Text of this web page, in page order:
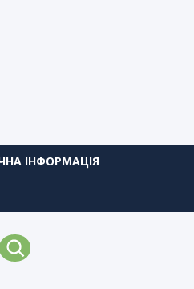
ІНФОРМАЦІЯ